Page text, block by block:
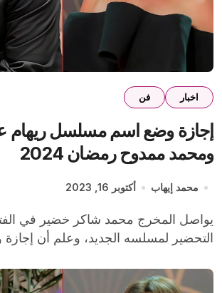
اخبار فن
إجازة وضع اسم مسلسل ريهام
ومحمد ممدوح رمضان 2024
محمد إيهاب أكتوبر 16, 2023
يواصل المخرج محمد شاكر خضير في الفترة الحالية
التحضير لمسلسه الجديد، وعلم أن